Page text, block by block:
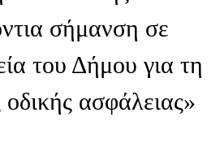
σήμανση σε
του Δήμου για τη
ασφάλειας»